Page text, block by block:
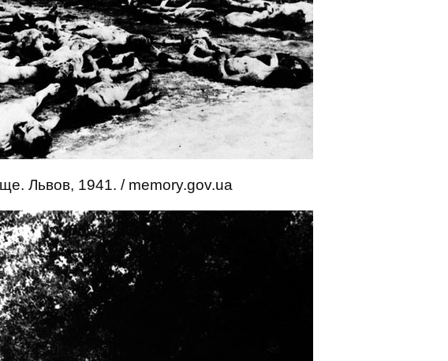
Львов, 1941. / memory.gov.ua